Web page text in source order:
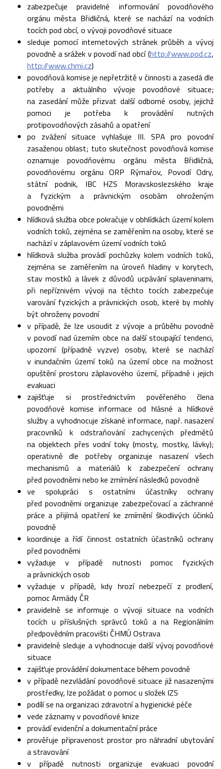
zabezpečuje pravidelné informování povodňového
orgánu města Břidličná, které se nachází na vodních
tocích pod obcí, o vývoji povodňové situace
sleduje pomocí internetových stránek průběh a vývoj
povodně a srážek v povodí nad obcí (http://www.pod.cz,
http://www.chmi.cz)
povodňová komise je nepřetržitě v činnosti a zasedá dle
potřeby a aktuálního vývoje povodňové situace;
na zasedání může přizvat další odborné osoby, jejichž
pomoci je potřeba k provádění nutných
protipovodňových zásahů a opatření
po zvážení situace vyhlašuje III. SPA pro povodní
zasaženou oblast; tuto skutečnost povodňová komise
oznamuje povodňovému orgánu města Břidličná,
povodňovému orgánu ORP Rýmařov, Povodí Odry,
státní podnik, IBC HZS Moravskoslezského kraje
a fyzickým a právnickým osobám ohroženým
povodněmi
hlídková služba obce pokračuje v obhlídkách území kolem
vodních toků, zejména se zaměřením na osoby, které se
nachází v záplavovém území vodních toků
hlídková služba provádí pochůzky kolem vodních toků,
zejména se zaměřením na úroveň hladiny v korytech,
stav mostků a lávek z důvodů ucpávání splaveninami,
při nepříznivém vývoji na těchto tocích zabezpečuje
varování fyzických a právnických osob, které by mohly
být ohroženy povodní
v případě, že lze usoudit z vývoje a průběhu povodně
v povodí nad územím obce na další stoupající tendenci,
upozorní (případně vyzve) osoby, které se nachází
v inundačním území toků na území obce na možnost
opuštění prostoru záplavového území, případně i jejich
evakuaci
zajišťuje si prostřednictvím pověřeného člena
povodňové komise informace od hlásné a hlídkové
služby a vyhodnocuje získané informace, např. nasazení
pracovníků k odstraňování zachycených předmětů
na objektech přes vodní toky (mosty, mostky, lávky);
operativně dle potřeby organizuje nasazení všech
mechanismů a materiálů k zabezpečení ochrany
před povodněmi nebo ke zmírnění následků povodně
ve spolupráci s ostatními účastníky ochrany
před povodněmi organizuje zabezpečovací a záchranné
práce a přijímá opatření ke zmírnění škodlivých účinků
povodně
koordinuje a řídí činnost ostatních účastníků ochrany
před povodněmi
vyžaduje v případě nutnosti pomoc fyzických
a právnických osob
vyžaduje v případě, kdy hrozí nebezpečí z prodlení,
pomoc Armády ČR
pravidelně se informuje o vývoji situace na vodních
tocích u příslušných správců toků a na Regionálním
předpovědním pracovišti ČHMÚ Ostrava
pravidelně sleduje a vyhodnocuje další vývoj povodňové
situace
zajišťuje provádění dokumentace během povodně
v případě nezvládání povodňové situace již nasazenými
prostředky, lze požádat o pomoc u složek IZS
podílí se na organizaci zdravotní a hygienické péče
vede záznamy v povodňové knize
provádí evidenční a dokumentační práce
prověřuje připravenost prostor pro náhradní ubytování
a stravování
v případě nutnosti organizuje evakuaci povodní